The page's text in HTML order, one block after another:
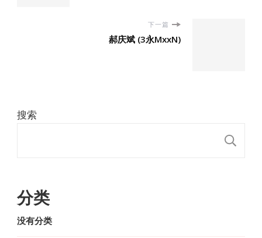
下一篇
郝庆斌 (3永MxxN)
搜索
分类
没有分类